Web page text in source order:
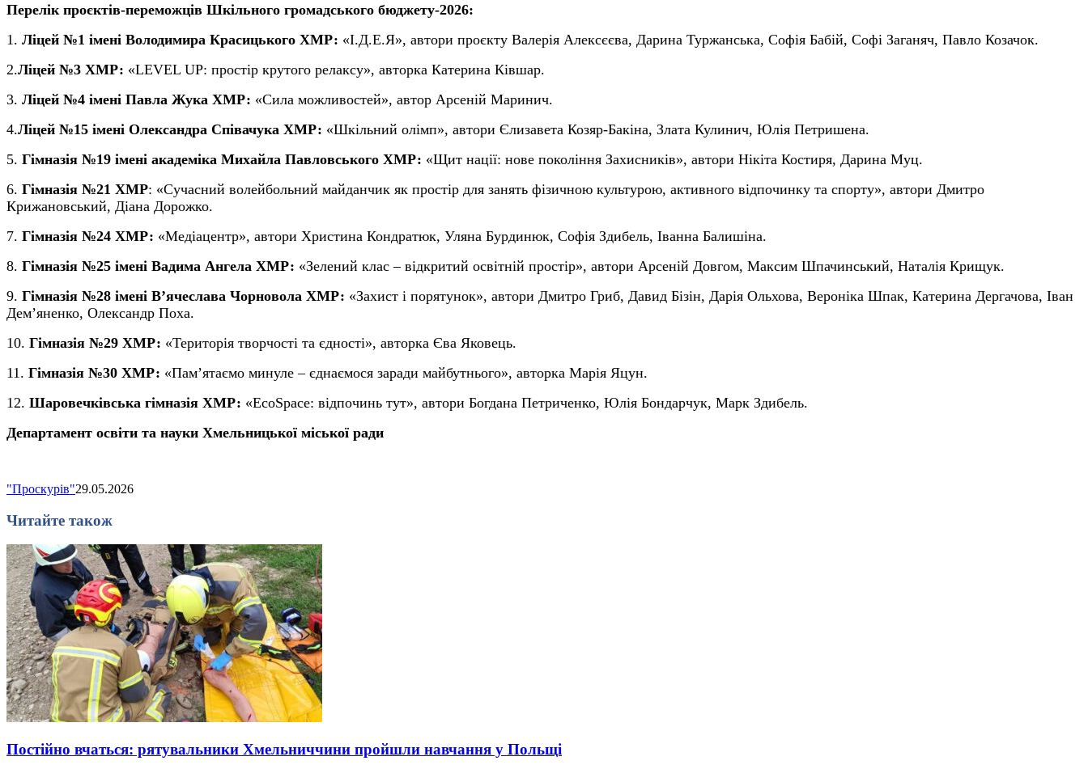
Перелік проєктів-переможців Шкільного громадського бюджету-2026:
1. Ліцей №1 імені Володимира Красицького ХМР: «І.Д.Е.Я», автори проєкту Валерія Алексєєва, Дарина Туржанська, Софія Бабій, Софі Заганяч, Павло Козачок.
2.Ліцей №3 ХМР: «LEVEL UP: простір крутого релаксу», авторка Катерина Ківшар.
3. Ліцей №4 імені Павла Жука ХМР: «Сила можливостей», автор Арсеній Маринич.
4.Ліцей №15 імені Олександра Співачука ХМР: «Шкільний олімп», автори Єлизавета Козяр-Бакіна, Злата Кулинич, Юлія Петришена.
5. Гімназія №19 імені академіка Михайла Павловського ХМР: «Щит нації: нове покоління Захисників», автори Нікіта Костиря, Дарина Муц.
6. Гімназія №21 ХМР: «Сучасний волейбольний майданчик як простір для занять фізичною культурою, активного відпочинку та спорту», автори Дмитро
Крижановський, Діана Дорожко.
7. Гімназія №24 ХМР: «Медіацентр», автори Христина Кондратюк, Уляна Бурдинюк, Софія Здибель, Іванна Балишіна.
8. Гімназія №25 імені Вадима Ангела ХМР: «Зелений клас – відкритий освітній простір», автори Арсеній Довгом, Максим Шпачинський, Наталія Крищук.
9. Гімназія №28 імені В’ячеслава Чорновола ХМР: «Захист і порятунок», автори Дмитро Гриб, Давид Бізін, Дарія Ольхова, Вероніка Шпак, Катерина Дергачова, Іван
Дем’яненко, Олександр Поха.
10. Гімназія №29 ХМР: «Територія творчості та єдності», авторка Єва Яковець.
11. Гімназія №30 ХМР: «Пам’ятаємо минуле – єднаємося заради майбутнього», авторка Марія Яцун.
12. Шаровечківська гімназія ХМР: «EcoSpace: відпочинь тут», автори Богдана Петриченко, Юлія Бондарчук, Марк Здибель.
Департамент освіти та науки Хмельницької міської ради
"Проскурів"29.05.2026
Читайте також
Постійно вчаться: рятувальники Хмельниччини пройшли навчання у Польщі